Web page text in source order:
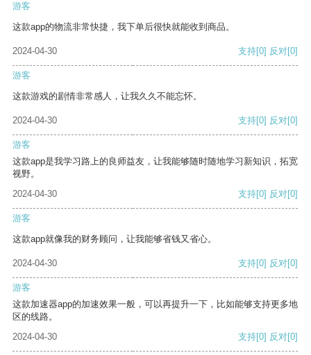
游客
这款app的物流非常快捷，我下单后很快就能收到商品。
2024-04-30 支持[0] 反对[0]
游客
这款游戏的剧情非常感人，让我久久不能忘怀。
2024-04-30 支持[0] 反对[0]
游客
这款app是我学习路上的良师益友，让我能够随时随地学习新知识，拓宽
视野。
2024-04-30
支持[0] 反对[0]
游客
这款app就像我的财务顾问，让我能够省钱又省心。
2024-04-30 支持[0] 反对[0]
游客
这款加速器app的加速效果一般，可以再提升一下，比如能够支持更多地
区的线路。
2024-04-30
支持[0] 反对[0]